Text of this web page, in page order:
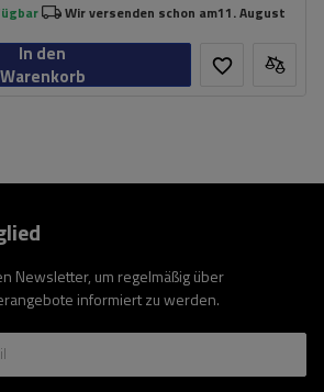
Wir versenden schon am11. August
In den
Warenkorb
Newsletter, um regelmäßig über
informiert zu werden.